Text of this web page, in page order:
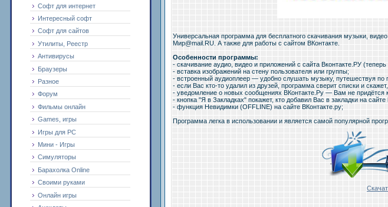
Софт для интернет
Интересный софт
Софт для сайтов
Утилиты, Реестр
Антивирусы
Браузеры
Разное
Форум
Фильмы онлайн
Games, игры
Игры для PC
Мини - Игры
Симуляторы
Барахолка Online
Своими руками
Онлайн игры
Универсальная программа для бесплатного скачивания музыки,
Мир@mail.RU. А также для работы с сайтом ВКонтакте.
Особенности программы:
- скачивание аудио, видео и приложений с сайта Вконтакте.РУ
- вставка изображений на стену пользователя или группы;
- встроенный аудиоплеер — удобно слушать музыку, путешествуя по
- если Вас кто-то удалил из друзей, программа сверит списки и
- уведомление о новых сообщениях ВКонтакте.Ру — Вам не придётся
- кнопка "Я в Закладках" покажет, кто добавил Вас в закладки на сайте
- функция Невидимки (OFFLINE) на сайте ВКонтакте.ру;
Программа легка в использовании и является самой популярной